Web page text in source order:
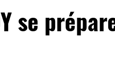
se